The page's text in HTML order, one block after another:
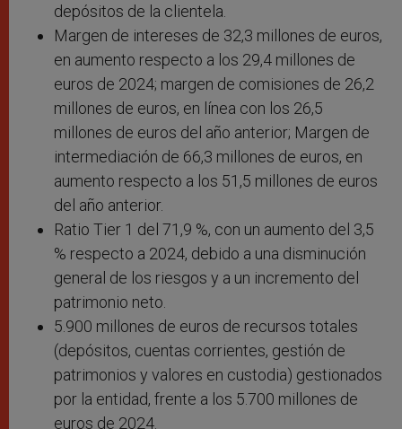
depósitos de la clientela.
Margen de intereses de 32,3 millones de euros,
en aumento respecto a los 29,4 millones de
euros de 2024; margen de comisiones de 26,2
millones de euros, en línea con los 26,5
millones de euros del año anterior; Margen de
intermediación de 66,3 millones de euros, en
aumento respecto a los 51,5 millones de euros
del año anterior.
Ratio Tier 1 del 71,9 %, con un aumento del 3,5
% respecto a 2024, debido a una disminución
general de los riesgos y a un incremento del
patrimonio neto.
5.900 millones de euros de recursos totales
(depósitos, cuentas corrientes, gestión de
patrimonios y valores en custodia) gestionados
por la entidad, frente a los 5.700 millones de
euros de 2024.